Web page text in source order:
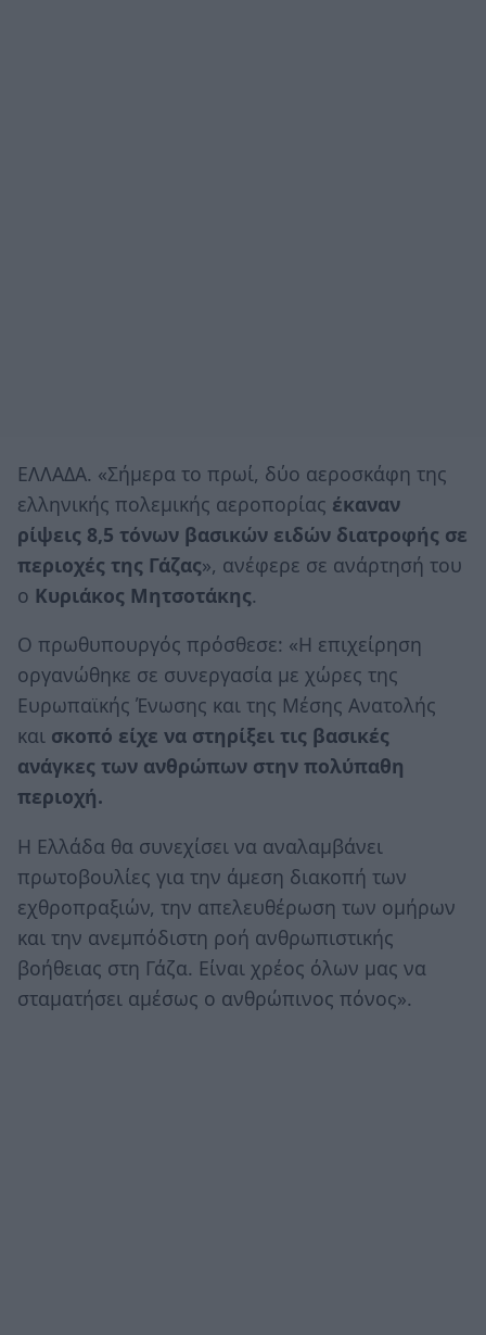
ΕΛΛΑΔΑ. «Σήμερα το πρωί, δύο αεροσκάφη της
ελληνικής πολεμικής αεροπορίας έκαναν
ρίψεις 8,5 τόνων βασικών ειδών διατροφής σε
περιοχές της Γάζας», ανέφερε σε ανάρτησή του
ο Κυριάκος Μητσοτάκης.
Ο πρωθυπουργός πρόσθεσε: «Η επιχείρηση
οργανώθηκε σε συνεργασία με χώρες της
Ευρωπαϊκής Ένωσης και της Μέσης Ανατολής
και σκοπό είχε να στηρίξει τις βασικές
ανάγκες των ανθρώπων στην πολύπαθη
περιοχή.
Η Ελλάδα θα συνεχίσει να αναλαμβάνει
πρωτοβουλίες για την άμεση διακοπή των
εχθροπραξιών, την απελευθέρωση των ομήρων
και την ανεμπόδιστη ροή ανθρωπιστικής
βοήθειας στη Γάζα. Είναι χρέος όλων μας να
σταματήσει αμέσως ο ανθρώπινος πόνος».